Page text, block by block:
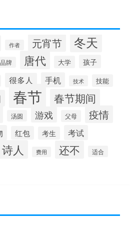
作者 元宵节 冬天
品牌 唐代 大学 孩子
很多人 手机 技术 技能
春节 春节期间
汤圆 游戏 父母 疫情
红包 考生 考试
诗人 费用 还不 适合